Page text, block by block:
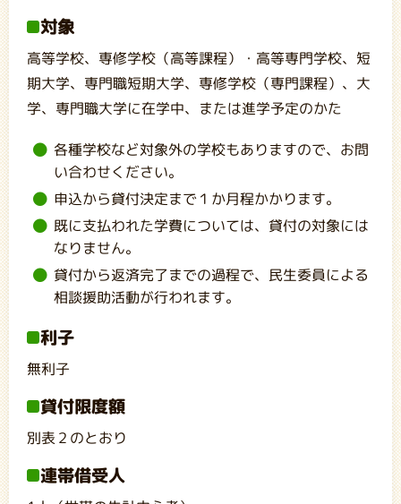
対象
高等学校、専修学校（高等課程）・高等専門学校、短
期大学、専門職短期大学、専修学校（専門課程）、大
学、専門職大学に在学中、または進学予定のかた
各種学校など対象外の学校もありますので、お問
い合わせください。
申込から貸付決定まで１か月程かかります。
既に支払われた学費については、貸付の対象には
なりません。
貸付から返済完了までの過程で、民生委員による
相談援助活動が行われます。
利子
無利子
貸付限度額
別表２のとおり
連帯借受人